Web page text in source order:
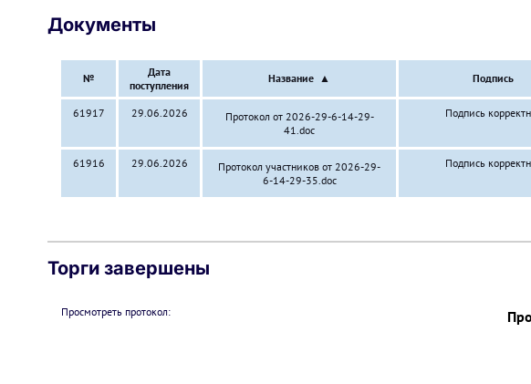
Документы
№
Дата
поступления
Название ▲ Подпись
61917 29.06.2026
Протокол от 2026-29-6-14-29-
41.doc
Подпись
61916 29.06.2026
Протокол участников от 2026-29-
6-14-29-35.doc
Подпись
Торги завершены
Просмотреть протокол: